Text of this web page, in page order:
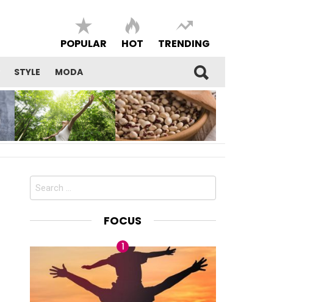
POPULAR HOT TRENDING
STYLE MODA
BENESSERE E DELLA BENESSERE E BELL’ESSERE
Search
FOCUS